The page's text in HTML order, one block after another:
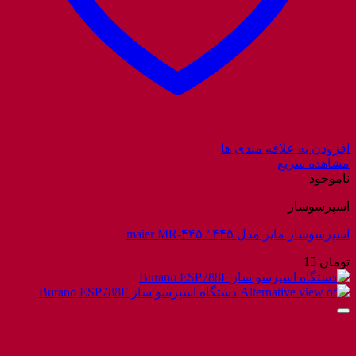
افزودن به علاقه مندی ها
مشاهده سریع
ناموجود
اسپرسوساز
اسپرسوساز مایر مدل ۴۴۵ / maier MR-۴۴۵
تومان